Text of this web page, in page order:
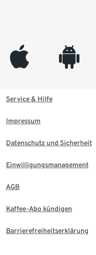
appleinc android
Service & Hilfe
Impressum
Datenschutz und Sicherheit
Einwilligungsmanagement
AGB
Kaffee-Abo kündigen
Barrierefreiheitserklärung